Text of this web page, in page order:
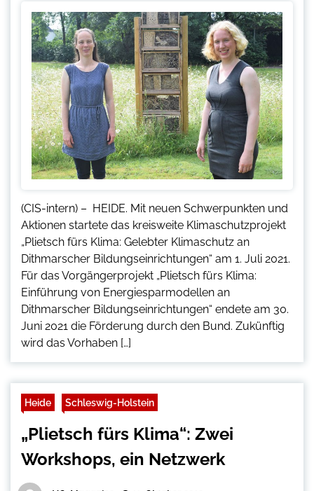
(CIS-intern) – HEIDE. Mit neuen Schwerpunkten und
Aktionen startete das kreisweite Klimaschutzprojekt
„Plietsch fürs Klima: Gelebter Klimaschutz an
Dithmarscher Bildungseinrichtungen“ am 1. Juli 2021.
Für das Vorgängerprojekt „Plietsch fürs Klima:
Einführung von Energiesparmodellen an
Dithmarscher Bildungseinrichtungen“ endete am 30.
Juni 2021 die Förderung durch den Bund. Zukünftig
wird das Vorhaben […]
Heide Schleswig-Holstein
„Plietsch fürs Klima“: Zwei
Workshops, ein Netzwerk